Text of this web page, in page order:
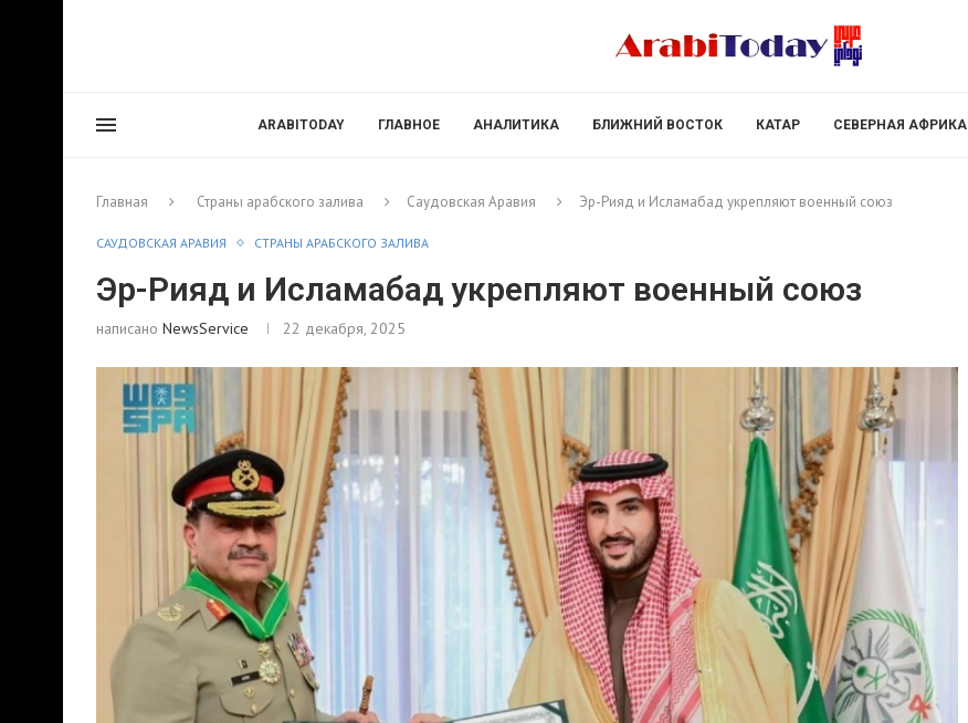
ARABITODAY ГЛАВНОЕ АНАЛИТИКА БЛИЖНИЙ ВОСТОК КАТАР СЕВЕРНАЯ АФРИКА
Главная Страны арабского залива Саудовская Аравия Эр-Рияд и Исламабад укрепляют военный союз
САУДОВСКАЯ АРАВИЯ СТРАНЫ АРАБСКОГО ЗАЛИВА
Эр-Рияд и Исламабад укрепляют военный союз
написано NewsService 22 декабря, 2025